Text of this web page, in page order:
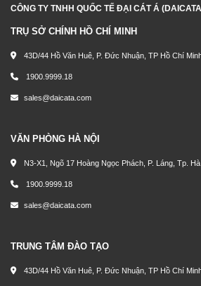
CÔNG TY TNHH QUỐC TẾ ĐẠI CÁT Á
TRỤ SỞ CHÍNH HỒ CHÍ MINH
43D/44 Hồ Văn Huê, P. Đức Nhuận, TP Hồ Chí
1900.9999.18
sales@daicata.com
VĂN PHÒNG HÀ NỘI
N3-X1, Ngõ 17 Hoàng Ngọc Phách, P. Láng, Tp.
1900.9999.18
sales@daicata.com
TRUNG TÂM ĐÀO TẠO
43D/44 Hồ Văn Huê, P. Đức Nhuận, TP Hồ Chí